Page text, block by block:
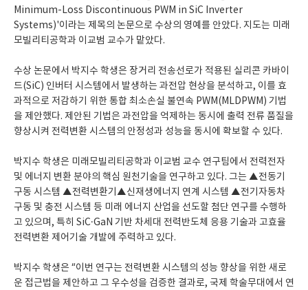
Minimum-Loss Discontinuous PWM in SiC Inverter
Systems)'이라는 제목의 논문으로 수상의 영예를 안았다. 지도는 미래
모빌리티공학과 이교범 교수가 맡았다.
수상 논문에서 박지수 학생은 장거리 전송선로가 적용된 실리콘 카바이
드(SiC) 인버터 시스템에서 발생하는 과전압 현상을 분석하고, 이를 효
과적으로 저감하기 위한 통합 최소손실 불연속 PWM(MLDPWM) 기법
을 제안했다. 제안된 기법은 과전압을 억제하는 동시에 출력 전류 품질을
향상시켜 전력변환 시스템의 안정성과 성능을 동시에 확보할 수 있다.
박지수 학생은 미래모빌리티공학과 이교범 교수 연구팀에서 전력전자
및 에너지 변환 분야의 핵심 원천기술을 연구하고 있다. 그는 ▲전동기
구동 시스템 ▲전력변환기▲신재생에너지 연계 시스템 ▲전기자동차
구동 및 충전 시스템 등 미래 에너지 산업을 선도할 첨단 연구를 수행하
고 있으며, 특히 SiC·GaN 기반 차세대 전력반도체 응용 기술과 고효율
전력변환 제어기술 개발에 주력하고 있다.
박지수 학생은 “이번 연구는 전력변환 시스템의 성능 향상을 위한 새로
운 접근법을 제안하고 그 우수성을 검증한 결과로, 국제 학술무대에서 연